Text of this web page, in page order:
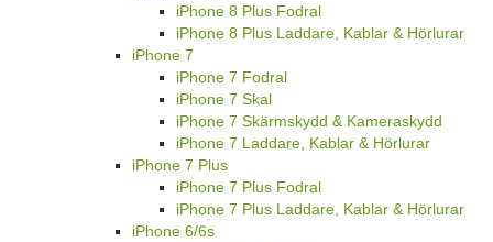
iPhone 8 Plus Fodral
iPhone 8 Plus Laddare, Kablar & Hörlurar
iPhone 7
iPhone 7 Fodral
iPhone 7 Skal
iPhone 7 Skärmskydd & Kameraskydd
iPhone 7 Laddare, Kablar & Hörlurar
iPhone 7 Plus
iPhone 7 Plus Fodral
iPhone 7 Plus Laddare, Kablar & Hörlurar
iPhone 6/6s